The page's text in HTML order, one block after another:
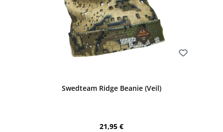
Swedteam Ridge Beanie (Veil)
Regulärer Preis:
21,95 €